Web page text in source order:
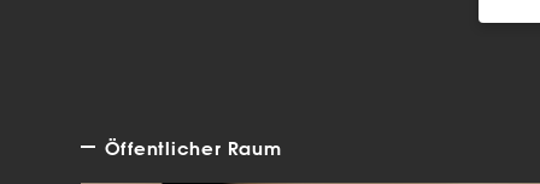
Öffentlicher Raum